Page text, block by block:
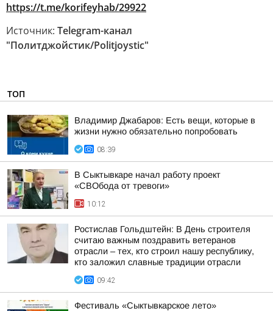
https://t.me/korifeyhab/29922
Источник: Telegram-канал
"Политджойстик/Politjoystic"
ТОП
Владимир Джабаров: Есть вещи, которые в
жизни нужно обязательно попробовать
08:39
В Сыктывкаре начал работу проект
«СВОбода от тревоги»
10:12
Ростислав Гольдштейн: В День строителя
считаю важным поздравить ветеранов
отрасли – тех, кто строил нашу республику,
кто заложил славные традиции отрасли
09:42
Фестиваль «Сыктывкарское лето»